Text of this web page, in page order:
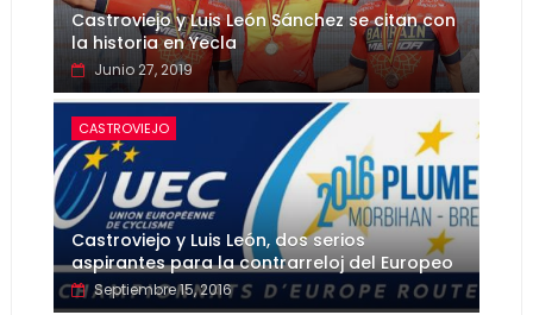
Castroviejo y Luis León Sánchez se citan con
la historia en Yecla
Junio 27, 2019
CASTROVIEJO
Castroviejo y Luis León, dos serios
aspirantes para la contrarreloj del Europeo
Septiembre 15, 2016